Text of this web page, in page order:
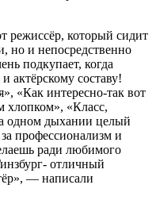
режиссёр, который сидит
но и непосредственно
подкупает, когда
актёрскому составу!
«Как интересно-так вот
«Класс,
одном дыхании целый
профессионализм и
ради любимого
отличный
— написали